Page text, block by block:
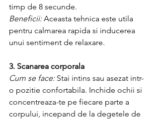
timp de 8 secunde.
Beneficii: Aceasta tehnica este utila
pentru calmarea rapida si inducerea
unui sentiment de relaxare.
3. Scanarea corporala
Cum se face: Stai intins sau asezat intr-
o pozitie confortabila. Inchide ochii si
concentreaza-te pe fiecare parte a
corpului, incepand de la degetele de